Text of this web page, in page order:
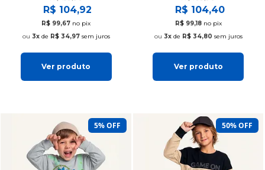
R$ 104,92
R$ 99,67 no pix
3xde R$ 34,97sem juros
Ver produto
R$ 104,40
R$ 99,18 no pix
3xde R$ 34,80 sem juros
Ver produto
5% OFF 50% OFF